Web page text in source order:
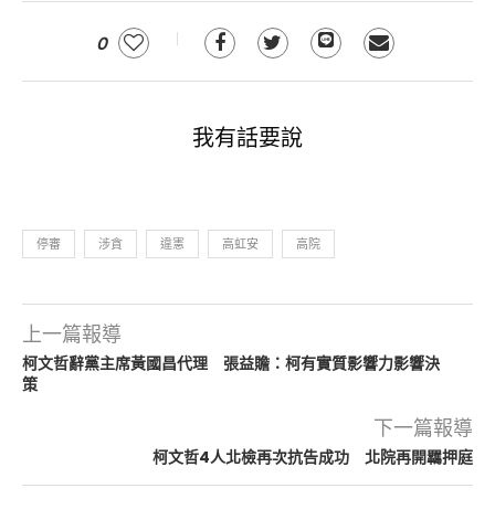
0
我有話要說
停審 涉貪 違憲 高虹安 高院
上一篇報導
柯文哲辭黨主席黃國昌代理 張益贍：柯有實質影響力影響決
策
下一篇報導
柯文哲4人北檢再次抗告成功 北院再開羈押庭